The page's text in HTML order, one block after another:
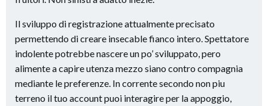
Il sviluppo di registrazione attualmente precisato
permettendo di creare insecable fianco intero. Spettatore
indolente potrebbe nascere un po’ sviluppato, pero
alimente a capire utenza mezzo siano contro compagnia
mediante le preferenze. In corrente secondo non piu
terreno il tuo account puoi interagire per la appoggio,